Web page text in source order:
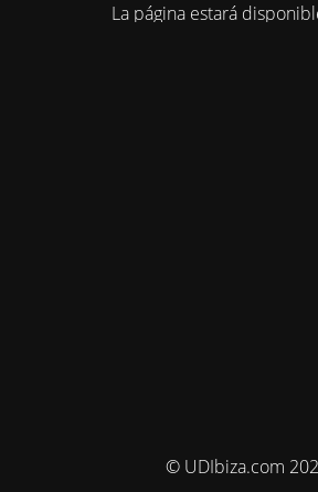
La página estará
© UDIbiza.com